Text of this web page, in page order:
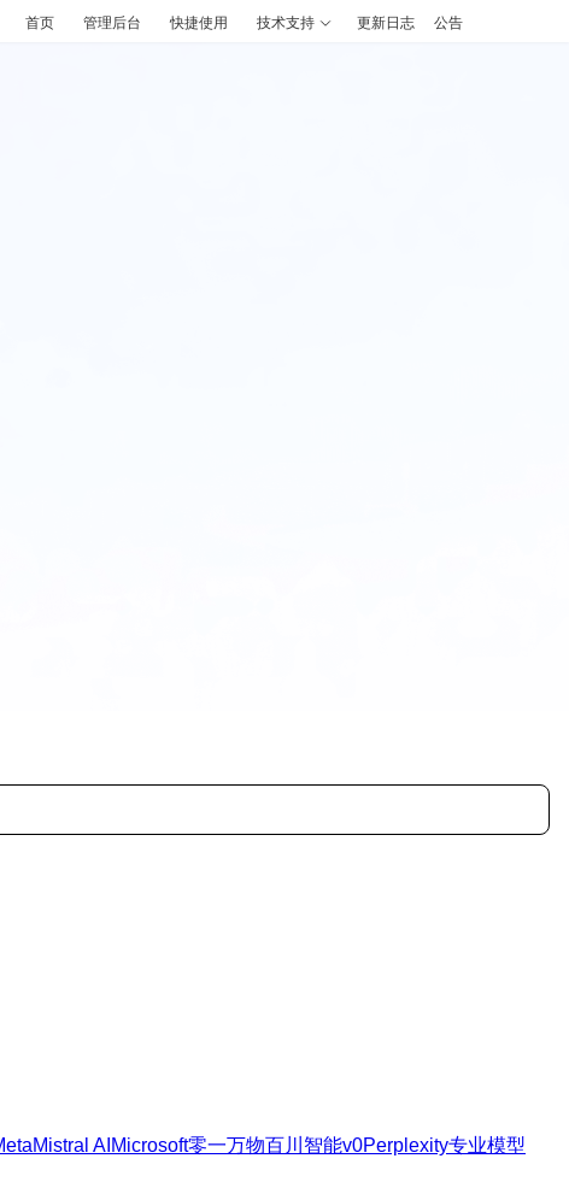
首页 管理后台 快捷使用 技术支持 更新日志 公告
Mistral AI Microsoft零一万物百川智能v0Perplexity专业模型